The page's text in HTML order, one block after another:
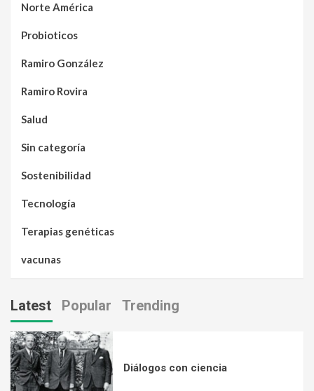
Norte América
Probioticos
Ramiro González
Ramiro Rovira
Salud
Sin categoría
Sostenibilidad
Tecnología
Terapias genéticas
vacunas
Latest Popular Trending
Diálogos con ciencia